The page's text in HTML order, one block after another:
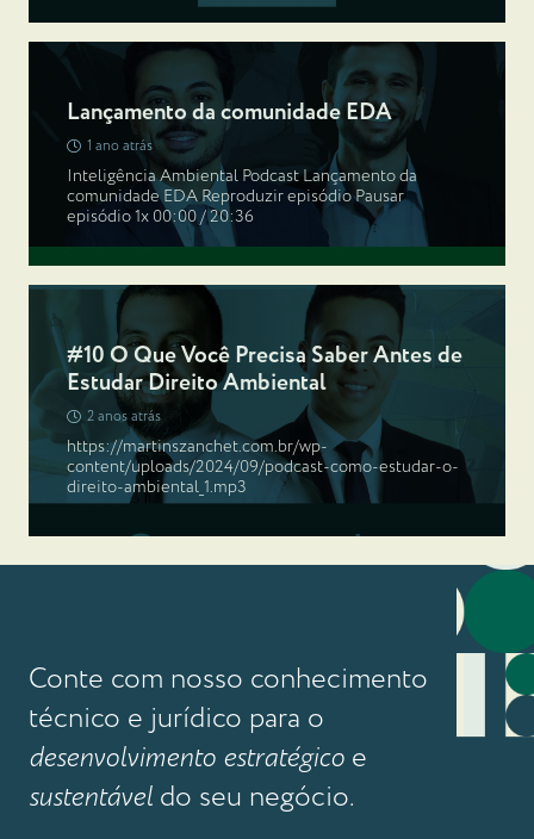
Lançamento da comunidade EDA
1 ano atrás
Inteligência Ambiental Podcast Lançamento da
comunidade EDA Reproduzir episódio Pausar
episódio 1x 00:00 / 20:36
#10 O Que Você Precisa Saber Antes de
Estudar Direito Ambiental
2 anos atrás
https://martinszanchet.com.br/wp-
content/uploads/2024/09/podcast-como-estudar-o-
direito-ambiental_1.mp3
Conte com nosso conhecimento
técnico e jurídico para o
desenvolvimento estratégico e
sustentável do seu negócio.